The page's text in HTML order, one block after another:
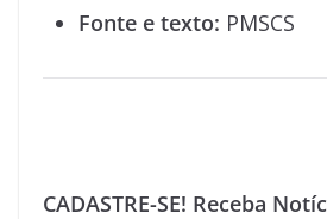
Fonte e texto: PMSCS
CADASTRE-SE! Receba